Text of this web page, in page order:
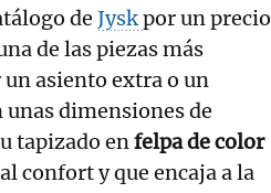
de Jyskpor un precio
de las piezas más
asiento extra o un
unas dimensiones de
tapizado enfelpa de color
confort y que encaja a la